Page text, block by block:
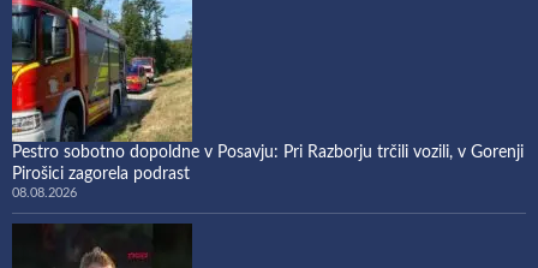
Pestro sobotno dopoldne v Posavju: Pri Razborju trčili vozili, v Gorenji
Pirošici zagorela podrast
08.08.2026